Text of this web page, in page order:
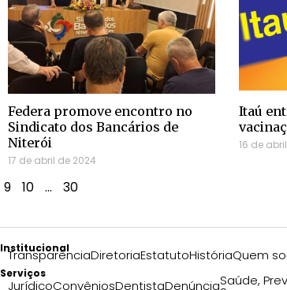
Federa promove encontro no
Sindicato dos Bancários de
Niterói
17 de abril de 2024
Itaú
16 de
9 10 … 30
Institucional
TransparênciaDiretoriaEstatutoHistóriaQuem
Serviços
JurídicoConvêniosDentistaDenúnciaSaúde,